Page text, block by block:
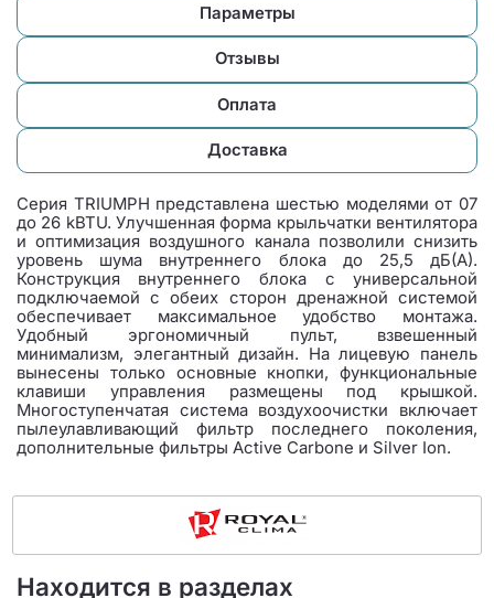
Параметры
Отзывы
Оплата
Доставка
Серия TRIUMPH представлена шестью моделями от 07
до 26 kBTU. Улучшенная форма крыльчатки вентилятора
и оптимизация воздушного канала позволили снизить
уровень шума внутреннего блока до 25,5 дБ(А).
Конструкция внутреннего блока с универсальной
подключаемой с обеих сторон дренажной системой
обеспечивает максимальное удобство монтажа.
Удобный эргономичный пульт, взвешенный
минимализм, элегантный дизайн. На лицевую панель
вынесены только основные кнопки, функциональные
клавиши управления размещены под крышкой.
Многоступенчатая система воздухоочистки включает
пылеулавливающий фильтр последнего поколения,
дополнительные фильтры Active Carbone и Silver Ion.
Находится в разделах